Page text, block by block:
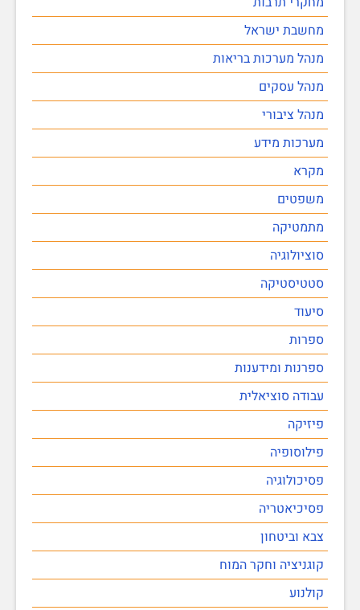
מחשבת ישראל
מנהל מערכות בריאות
מנהל עסקים
מנהל ציבורי
מערכות מידע
מקרא
משפטים
מתמטיקה
סוציולוגיה
סטטיסטיקה
סיעוד
ספרות
ספרנות ומידענות
עבודה סוציאלית
פיזיקה
פילוסופיה
פסיכולוגיה
פסיכיאטריה
צבא וביטחון
קוגניציה וחקר המוח
קולנוע